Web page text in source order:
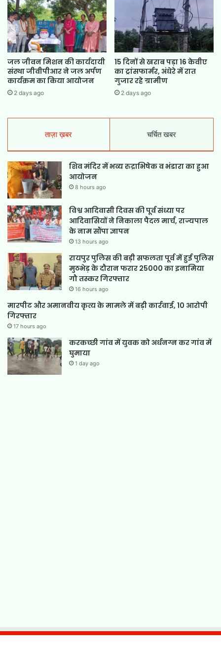
जल जीवन मिशन की कार्यदायी
संस्था जीवीपीआर ने जल अर्पण
कार्यक्रम का किया आयोजन
2 days ago
15 दिनों से खराब पड़ा 16 केवीए
का ट्रांसफार्मर, अंधेरे में रात
गुजार रहे ग्रामीण
2 days ago
ताज़ा ख़बर चर्चित खबर
शिव मंदिर में भव्य रुद्राभिषेक व भंडारा का हुआ
आयोजन
8 hours ago
विश्व आदिवासी दिवस की पूर्व संध्या पर
आदिवासियों ने निकाला पैदल मार्च, राज्यपाल
के नाम सौंपा ज्ञापन
13 hours ago
रायपुर पुलिस की बड़ी सफलता पूर्व में हुई पुलिस
मुठभेड़ के दौरान फरार 25000 का इनामिया
गौ तस्कर गिरफ्तार
16 hours ago
मारपीट और अमानवीय कृत्य के मामले में बड़ी कार्रवाई, 10 आरोपी
गिरफ्तार
17 hours ago
करकच्छी गांव में युवक को अर्धनग्न कर गांव में
घुमाया
1 day ago